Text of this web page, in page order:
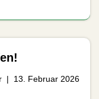
13. Februar 2026